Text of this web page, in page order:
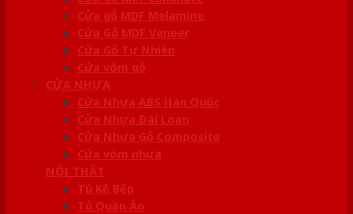
Cửa gỗ MDF Melamine
Cửa Gỗ MDF Veneer
Cửa Gỗ Tự Nhiên
Cửa vòm gỗ
CỬA NHỰA
Cửa Nhựa ABS Hàn Quốc
Cửa Nhựa Đài Loan
Cửa Nhựa Gỗ Composite
Cửa vòm nhựa
NỘI THẤT
Tủ Kệ Bếp
Tủ Quần Áo